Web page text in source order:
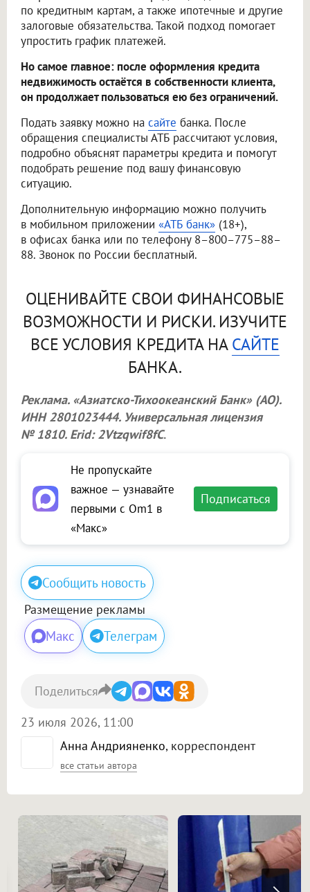
по кредитным картам, а также ипотечные и другие
залоговые обязательства. Такой подход помогает
упростить график платежей.
Но самое главное: после оформления кредита
недвижимость остаётся в собственности клиента,
он продолжает пользоваться ею без ограничений.
Подать заявку можно на сайте банка. После
обращения специалисты АТБ рассчитают условия,
подробно объяснят параметры кредита и помогут
подобрать решение под вашу финансовую
ситуацию.
Дополнительную информацию можно получить
в мобильном приложении «АТБ банк» (18+),
в офисах банка или по телефону 8–800–775–88–
88. Звонок по России бесплатный.
ОЦЕНИВАЙТЕ СВОИ ФИНАНСОВЫЕ
ВОЗМОЖНОСТИ И РИСКИ. ИЗУЧИТЕ
ВСЕ УСЛОВИЯ КРЕДИТА НАСАЙТЕ
БАНКА.
Реклама. «Азиатско-Тихоокеанский Банк» (АО).
ИНН 2801023444. Универсальная лицензия
№ 1810. Erid: 2Vtzqwif8fC.
Не пропускайте
важное — узнавайте
первыми с Om1 в
«Макс»
Подписаться
Сообщить новость
Размещение рекламы
Макс Телеграм
Анна Андрияненко, корреспондент
все статьи автора
23 июля 2026, 11:00
Поделиться